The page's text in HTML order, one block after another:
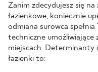
Zanim zdecydujesz się na
łazienkowe, koniecznie
odmiana surowca
techniczne
miejscach. Determinanty
łazienki to: